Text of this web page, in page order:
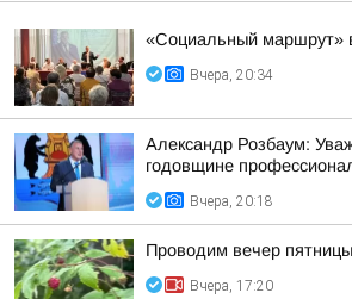
«Социальный маршрут»
Вчера, 20:34
Александр Розбаум:
годовщине
Вчера, 20:18
Проводим вечер
Вчера, 17:20